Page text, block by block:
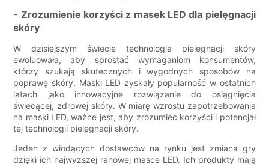
- Zrozumienie korzyści z masek LED dla pielęgnacji
skóry
W dzisiejszym świecie technologia pielęgnacji skóry
ewoluowała, aby sprostać wymaganiom konsumentów,
którzy szukają skutecznych i wygodnych sposobów na
poprawę skóry. Maski LED zyskały popularność w ostatnich
latach jako innowacyjne rozwiązanie do osiągnięcia
świecącej, zdrowej skóry. W miarę wzrostu zapotrzebowania
na maski LED, ważne jest, aby zrozumieć korzyści i potencjał
tej technologii pielęgnacji skóry.
Jeden z wiodących dostawców na rynku jest zmiana gry
dzięki ich najwyższej ranowej masce LED. Ich produkty mają